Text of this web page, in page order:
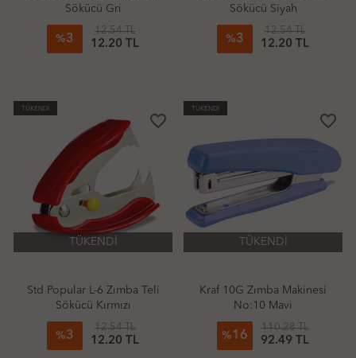
Sökücü Gri
%3
12.54 TL
12.20 TL
Sökücü Siyah
%3
12.54 TL
12.20 TL
TÜKENDİ
favorite_border
TÜKENDİ
Std Popular L-6 Zımba Teli
Sökücü Kırmızı
%3
12.54 TL
12.20 TL
TÜKENDİ
favorite_border
TÜKENDİ
Kraf 10G Zımba Makinesi
No:10 Mavi
%16
110.28 TL
92.49 TL